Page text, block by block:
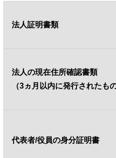
法人証明書類
法人の現在住所確認書類
（3ヵ月以内に発行されたもの
代表者/役員の身分証明書